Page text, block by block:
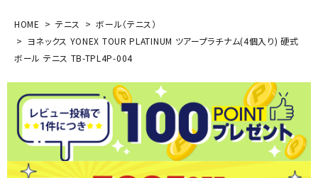
HOME テニス
ボール（テニス）
ヨネックス YONEX TOUR PLATINUM ツアープラチナム(4個入り) 硬式
ボール テニス TB-TPL4P-004